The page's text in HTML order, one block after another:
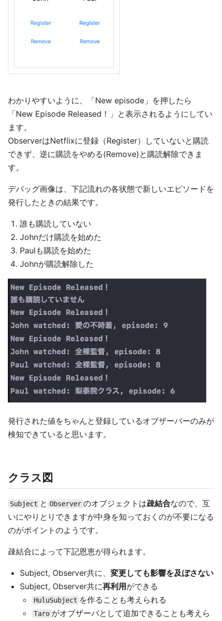
わかりやすいように、「New episode」を押したら
「New Episode Released！」と表示されるようにしてい
ます。
ObserverはNetflixに登録（Register）していないと購読
できず、逆に購読をやめる(Remove)と購読解除できま
す。
デバッグ画像は、下記流れの各状態で新しいエピソードを
発行したときの結果です。
誰も購読していない
Johnだけ購読を始めた
Paulも購読を始めた
Johnが購読解除した
発行された値をちゃんと登録しているオブザーバーのみが
検知できていると思います。
クラス図
Subject と Observer のオブジェクトは疎結合なので、互
いにやりとりできますが中身を知っておくのが不要になる
のがポイントのようです。
疎結合によって下記恩恵が得られます。
Subject, Observer共に、 変更しても影響を及ぼさない
Subject, Observer共に再利用 ができる
HuluSubject を作ることも考えられる
Taro がオブザーバとして追加できることも考えら